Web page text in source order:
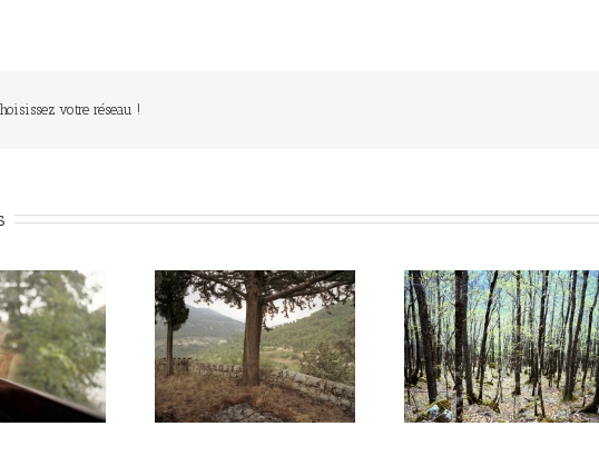
votre réseau !
Hesychia #021 Hesychia #020 Hesychia #019